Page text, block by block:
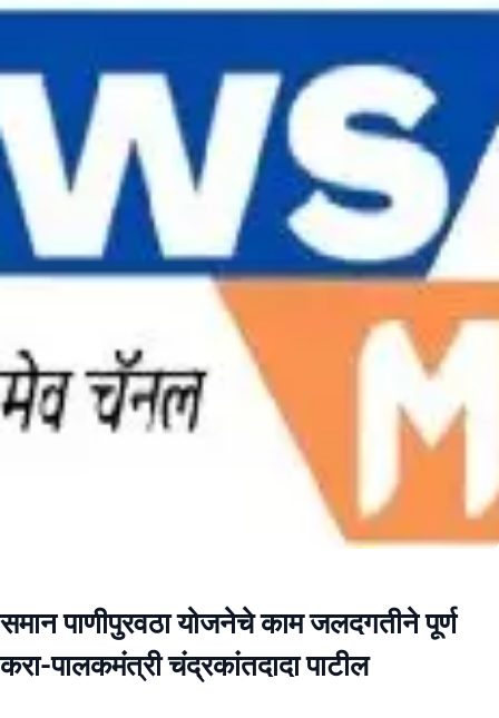
समान पाणीपुरवठा योजनेचे काम जलदगतीने पूर्ण
करा-पालकमंत्री चंद्रकांतदादा पाटील